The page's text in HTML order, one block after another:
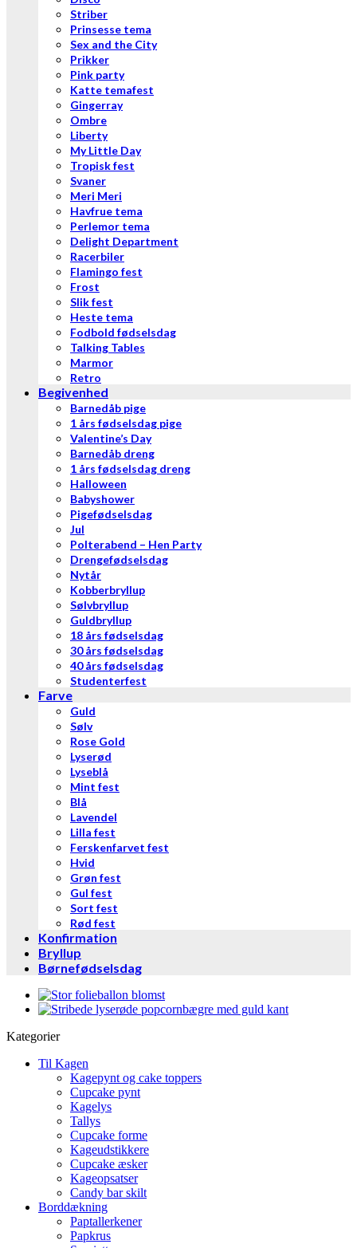
Striber
Prinsesse tema
Sex and the City
Prikker
Pink party
Katte temafest
Gingerray
Ombre
Liberty
My Little Day
Tropisk fest
Svaner
Meri Meri
Havfrue tema
Perlemor tema
Delight Department
Racerbiler
Flamingo fest
Frost
Slik fest
Heste tema
Fodbold fødselsdag
Talking Tables
Marmor
Retro
Begivenhed
Barnedåb pige
1 års fødselsdag pige
Valentine’s Day
Barnedåb dreng
1 års fødselsdag dreng
Halloween
Babyshower
Pigefødselsdag
Jul
Polterabend – Hen Party
Drengefødselsdag
Nytår
Kobberbryllup
Sølvbryllup
Guldbryllup
18 års fødselsdag
30 års fødselsdag
40 års fødselsdag
Studenterfest
Farve
Guld
Sølv
Rose Gold
Lyserød
Lyseblå
Mint fest
Blå
Lavendel
Lilla fest
Ferskenfarvet fest
Hvid
Grøn fest
Gul fest
Sort fest
Rød fest
Konfirmation
Bryllup
Børnefødselsdag
Kategorier
Til Kagen
Kagepynt og cake toppers
Cupcake pynt
Kagelys
Tallys
Cupcake forme
Kageudstikkere
Cupcake æsker
Kageopsatser
Candy bar skilt
Borddækning
Paptallerkener
Papkrus